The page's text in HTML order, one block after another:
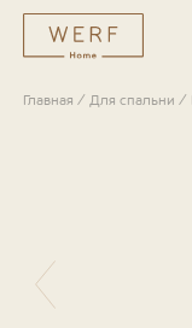
Главная / Для спальни /